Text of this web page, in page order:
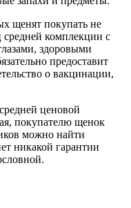
щенят покупать не
комплекции с
здоровыми
предоставит
о вакцинации,
ценовой
покупателю щенок
можно найти
никакой гарантии